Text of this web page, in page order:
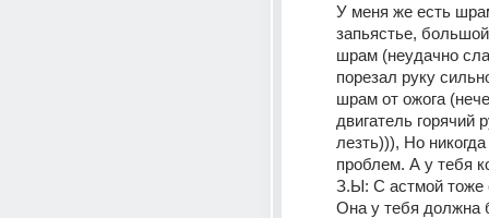
У меня же есть
запьястье,
шрам (неудачно
порезал руку
шрам от ожога
двигатель горячий
лезть))), Но
проблем. А у тебя
З.Ы: С астмой тоже
Она у тебя должна